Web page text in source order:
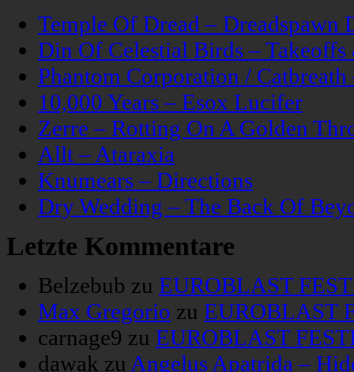
Temple Of Dread – Dreadspawn
Din Of Celestial Birds –
Phantom Corporation /
10,000 Years – Esox Lucifer
Zerre – Rotting On A Golden
Allt – Ataraxia
Knumears – Directions
Dry Wedding – The Back Of
Letzte Kommentare
Belzebub zu EUROBLAST
Max Gregorio zu EUROBLAST
carnage9 zu EUROBLAST
dawak zu Angelus Apatrida –